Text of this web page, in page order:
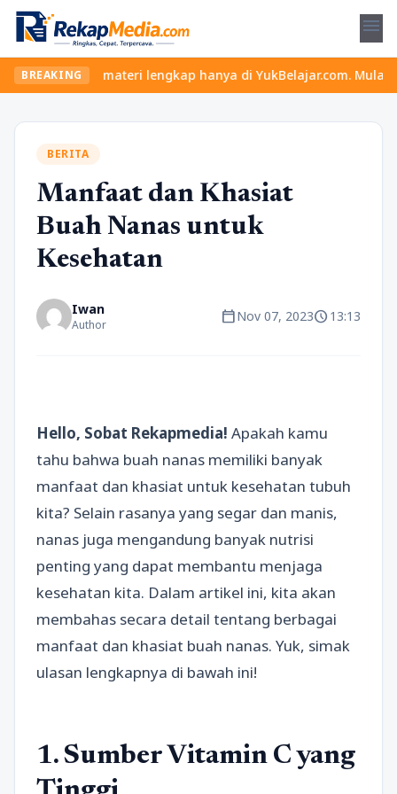
menu
BREAKING
materi lengkap hanya di YukBelajar.com. Mulai langkah
BERITA
Manfaat dan Khasiat
Buah Nanas untuk
Kesehatan
Iwan
Author calendar_todayNov 07, 2023schedule13:13
Hello, Sobat Rekapmedia! Apakah kamu
tahu bahwa buah nanas memiliki banyak
manfaat dan khasiat untuk kesehatan tubuh
kita? Selain rasanya yang segar dan manis,
nanas juga mengandung banyak nutrisi
penting yang dapat membantu menjaga
kesehatan kita. Dalam artikel ini, kita akan
membahas secara detail tentang berbagai
manfaat dan khasiat buah nanas. Yuk, simak
ulasan lengkapnya di bawah ini!
1. Sumber Vitamin C yang